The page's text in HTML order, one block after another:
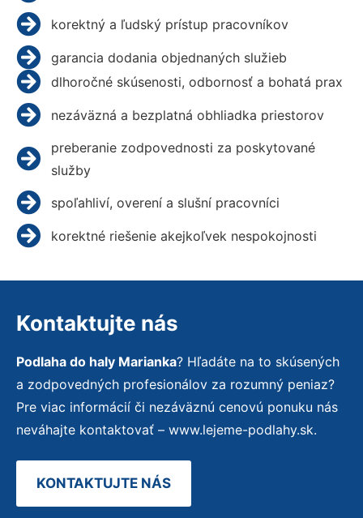
korektný a ľudský prístup pracovníkov
garancia dodania objednaných služieb
dlhoročné skúsenosti, odbornosť a bohatá prax
nezáväzná a bezplatná obhliadka priestorov
preberanie zodpovednosti za poskytované
služby
spoľahliví, overení a slušní pracovníci
korektné riešenie akejkoľvek nespokojnosti
Kontaktujte nás
Podlaha do haly Marianka? Hľadáte na to skúsených
a zodpovedných profesionálov za rozumný peniaz?
Pre viac informácií či nezáväznú cenovú ponuku nás
neváhajte kontaktovať – www.lejeme-podlahy.sk.
KONTAKTUJTE NÁS